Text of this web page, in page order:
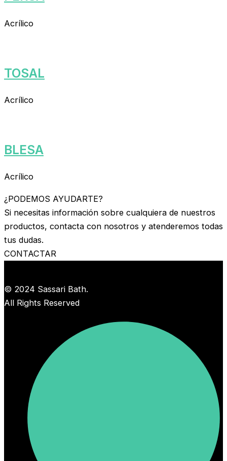
Acrílico
TOSAL
Acrílico
BLESA
Acrílico
¿PODEMOS AYUDARTE?
Si necesitas información sobre cualquiera de nuestros
productos, contacta con nosotros y atenderemos todas
tus dudas.
CONTACTAR
© 2024 Sassari Bath.
All Rights Reserved